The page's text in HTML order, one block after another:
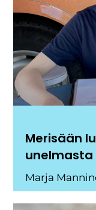
Merisään
Marja